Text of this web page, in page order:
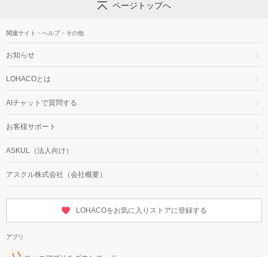
ページトップへ
関連サイト・ヘルプ・その他
お知らせ
LOHACOとは
AIチャットで質問する
お客様サポート
ASKUL（法人向け）
アスクル株式会社（会社概要）
LOHACOをお気に入りストアに登録する
アプリ